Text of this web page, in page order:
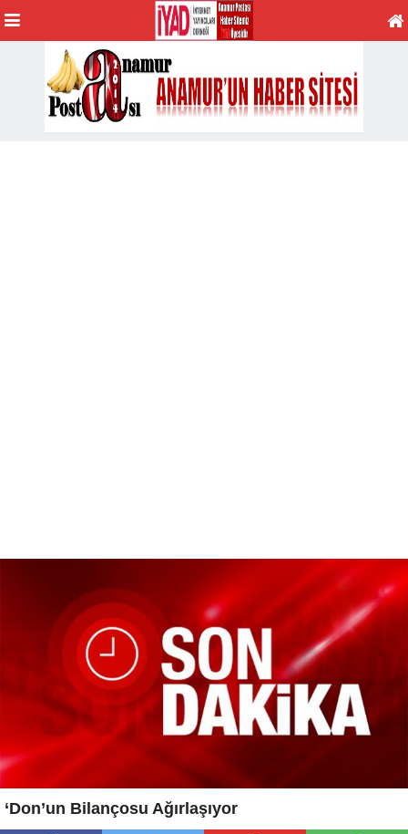
‘Don’un Bilançosu Ağırlaşıyor